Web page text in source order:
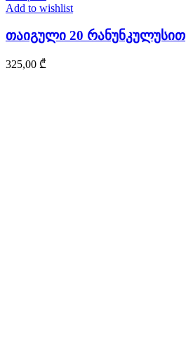
Add to wishlist
თაიგული 20 რანუნკულუსით
325,00 ₾